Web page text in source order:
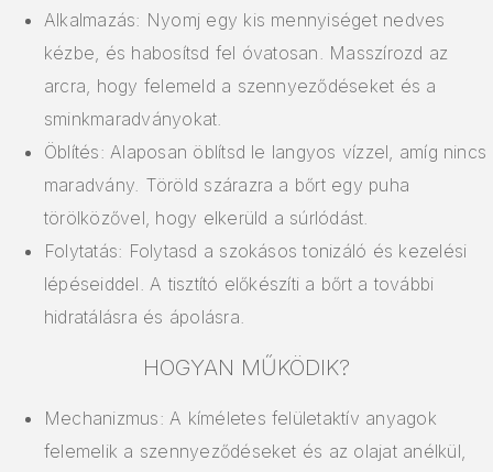
Alkalmazás: Nyomj egy kis mennyiséget nedves
kézbe, és habosítsd fel óvatosan. Masszírozd az
arcra, hogy felemeld a szennyeződéseket és a
sminkmaradványokat.
Öblítés: Alaposan öblítsd le langyos vízzel, amíg nincs
maradvány. Töröld szárazra a bőrt egy puha
törölközővel, hogy elkerüld a súrlódást.
Folytatás: Folytasd a szokásos tonizáló és kezelési
lépéseiddel. A tisztító előkészíti a bőrt a további
hidratálásra és ápolásra.
HOGYAN MŰKÖDIK?
Mechanizmus: A kíméletes felületaktív anyagok
felemelik a szennyeződéseket és az olajat anélkül,